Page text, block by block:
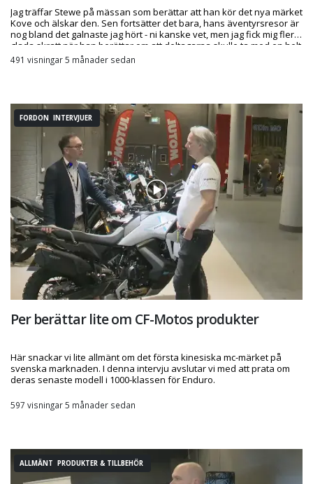
Jag träffar Stewe på mässan som berättar att han kör det nya märket
Kove och älskar den. Sen fortsätter det bara, hans äventyrsresor är
nog bland det galnaste jag hört - ni kanske vet, men jag fick mig flera
glada skratt när han berättar om att deltagarna skulle ta med en helt
onödig pryl med sig på en av hans researrangemang
491 visningar 5 månader sedan
FORDON INTERVJUER
Per berättar lite om CF-Motos produkter
Här snackar vi lite allmänt om det första kinesiska mc-märket på
svenska marknaden. I denna intervju avslutar vi med att prata om
deras senaste modell i 1000-klassen för Enduro.
597 visningar 5 månader sedan
ALLMÄNT PRODUKTER & TILLBEHÖR